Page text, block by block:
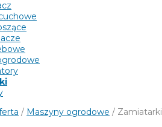
/ Maszyny ogrodowe / Zamiatarki